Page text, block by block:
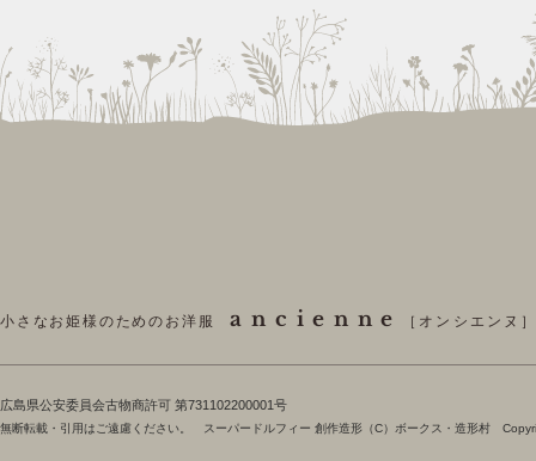
小さなお姫様のためのお洋服 ancienne ［オンシエンヌ
​広島県公安委員会古物商許可 第731102200001号
無断転載・引用はご遠慮ください。 スーパードルフィー 創作造形（C）ボークス・造形村